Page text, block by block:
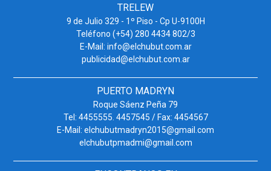
TRELEW
9 de Julio 329 - 1º Piso - Cp U-9100H
Teléfono (+54) 280 4434 802/3
E-Mail: info@elchubut.com.ar
publicidad@elchubut.com.ar
PUERTO MADRYN
Roque Sáenz Peña 79
Tel: 4455555. 4457545 / Fax: 4454567
E-Mail: elchubutmadryn2015@gmail.com
elchubutpmadmi@gmail.com